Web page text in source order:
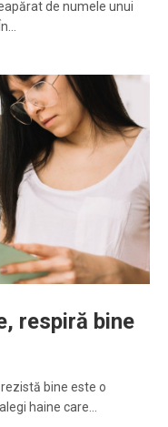
de numele unui
respiră bine
bine este o
haine care…